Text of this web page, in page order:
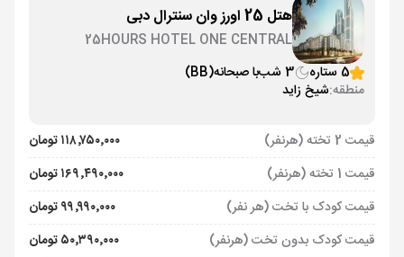
هتل 25 اورز وان سنترال دبی
25HOURS HOTEL ONE CENTRAL
5 ستاره
3 شب با صبحانه(BB)
منطقه:شیخ زاید
قیمت 2 تخته (هرنفر)
۱۱۸٬۷۵۰٬۰۰۰ تومان
قیمت 1 تخته (هرنفر)
۱۶۹٬۴۹۰٬۰۰۰ تومان
قیمت کودک با تخت (هر نفر)
۹۹٬۹۹۰٬۰۰۰ تومان
قیمت کودک بدون تخت (هرنفر)
۵۰٬۳۹۰٬۰۰۰ تومان